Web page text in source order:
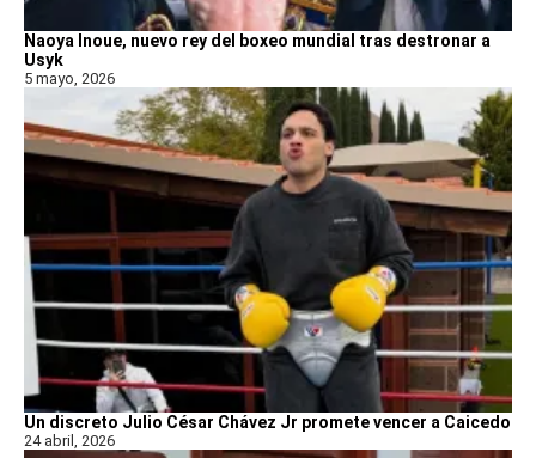
Naoya Inoue, nuevo rey del boxeo mundial tras destronar a
Usyk
5 mayo, 2026
Un discreto Julio César Chávez Jr promete vencer a Caicedo
24 abril, 2026